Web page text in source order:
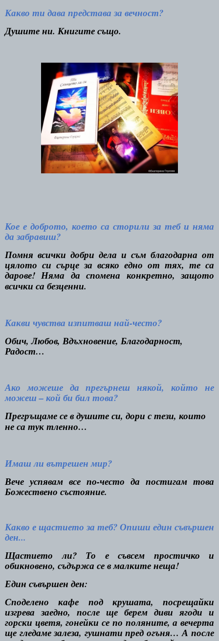
Какво ти дава представа за вечност?
Душите ни. Книгите също.
Кое е доброто, което са сторили за теб и няма
да забравиш?
Помня всички добри дела и съм благодарна от
цялото си сърце за всяко едно от тях, те са
дарове! Няма да спомена конкретно, защото
всички са безценни.
Какви чувства изпитваш най-често?
Обич, Любов, Вдъхновение, Благодарност,
Радост…
Ако можеше да прегърнеш някой, който не
можеш – кой би бил това?
Прегръщаме се в душите си, дори с тези, които
не са тук тленно…
Имаш ли вътрешен мир?
Вече успявам все по-често да постигам това
Божествено състояние.
Какво е щастието за теб? Опиши един съвършен
ден...
Щастието ли? То е съвсем простичко и
обикновено, съдържа се в малките неща!
Един съвършен ден:
Споделено кафе под крушата, посрещайки
изгрева заедно, после ще берем диви ягоди и
горски цветя, гонейки се по поляните, а вечерта
ще гледаме залеза, гушнати пред огъня… А после